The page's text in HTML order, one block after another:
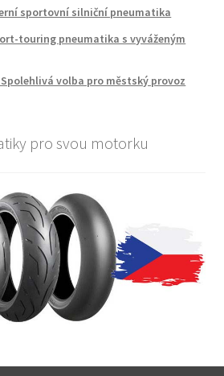
sportovní silniční pneumatika
touring pneumatika s vyváženým
volba pro městský provoz
pro svou motorku